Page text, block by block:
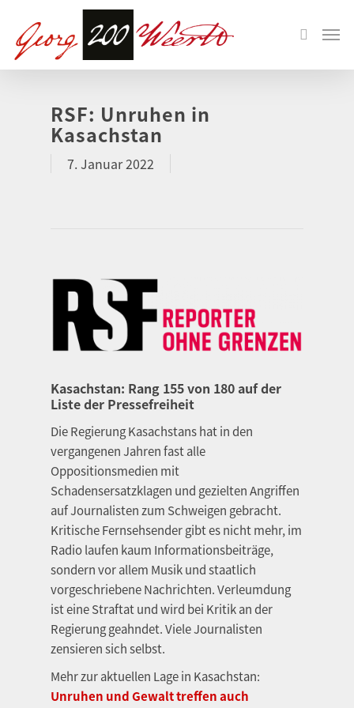
RSF: Unruhen in
Kasachstan
7. Januar 2022
Kasachstan: Rang 155 von 180 auf der
Liste der Pressefreiheit
Die Regierung Kasachstans hat in den
vergangenen Jahren fast alle
Oppositionsmedien mit
Schadensersatzklagen und gezielten Angriffen
auf Journalisten zum Schweigen gebracht.
Kritische Fernsehsender gibt es nicht mehr, im
Radio laufen kaum Informationsbeiträge,
sondern vor allem Musik und staatlich
vorgeschriebene Nachrichten. Verleumdung
ist eine Straftat und wird bei Kritik an der
Regierung geahndet. Viele Journalisten
zensieren sich selbst.
Mehr zur aktuellen Lage in Kasachstan:
Unruhen und Gewalt treffen auch